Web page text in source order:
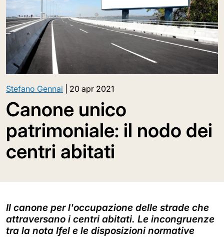
Stefano Gennai 20 apr 2021
Canone unico
patrimoniale: il nodo dei
centri abitati
Il canone per l'occupazione delle strade che
attraversano i centri abitati. Le incongruenze
tra la nota Ifel e le disposizioni normative